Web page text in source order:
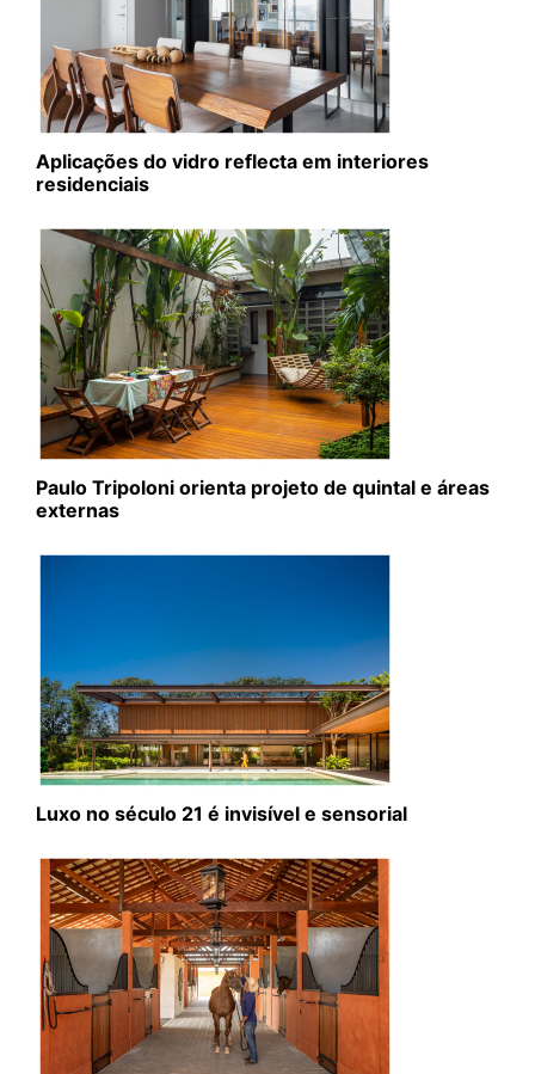
Aplicações do vidro reflecta em interiores
residenciais
Paulo Tripoloni orienta projeto de quintal e áreas
externas
Luxo no século 21 é invisível e sensorial